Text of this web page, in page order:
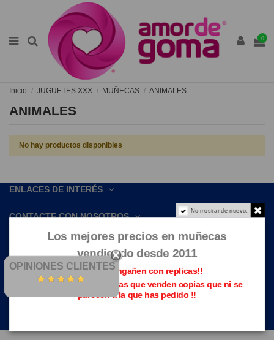
0
Inicio JUGUETES XXX MUÑECAS ANIMALES
ANIMALES
No hay productos disponibles
ENLACES DE INTERÉS
CONTACTE CON NOSOTROS
OPINIONES CLIENTES
No mostrar de nuevo.
Los mejores precios en muñecas
vendiendo desde 2011
Que no te engañen con replicas!!
Evita las páginas piratas que venden copias que ni se
parecen a la que has pedido !!